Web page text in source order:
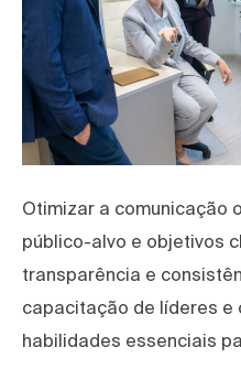
Otimizar a comunicação
público-alvo e objetivos
transparência e
capacitação de líderes
habilidades essenciais